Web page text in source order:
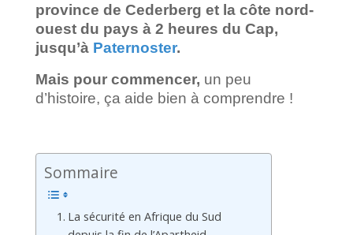
province de Cederberg et la côte nord-
ouest du pays à 2 heures du Cap,
jusqu’à Paternoster.
Mais pour commencer, un peu
d’histoire, ça aide bien à comprendre !
Sommaire
La sécurité en Afrique du Sud